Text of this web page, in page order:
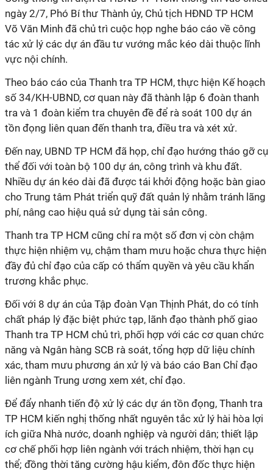
ngày 2/7, Phó Bí thư Thành ủy, Chủ tịch HĐND TP HCM
Võ Văn Minh đã chủ trì cuộc họp nghe báo cáo về công
tác xử lý các dự án đầu tư vướng mắc kéo dài thuộc lĩnh
vực nội chính.
Theo báo cáo của Thanh tra TP HCM, thực hiện Kế hoạch
số 34/KH-UBND, cơ quan này đã thành lập 6 đoàn thanh
tra và 1 đoàn kiểm tra chuyên đề để rà soát 100 dự án
tồn đọng liên quan đến thanh tra, điều tra và xét xử.
Đến nay, UBND TP HCM đã họp, chỉ đạo hướng tháo gỡ cụ
thể đối với toàn bộ 100 dự án, công trình và khu đất.
Nhiều dự án kéo dài đã được tái khởi động hoặc bàn giao
cho Trung tâm Phát triển quỹ đất quản lý nhằm tránh lãng
phí, nâng cao hiệu quả sử dụng tài sản công.
Thanh tra TP HCM cũng chỉ ra một số đơn vị còn chậm
thực hiện nhiệm vụ, chậm tham mưu hoặc chưa thực hiện
đầy đủ chỉ đạo của cấp có thẩm quyền và yêu cầu khẩn
trương khắc phục.
Đối với 8 dự án của Tập đoàn Vạn Thịnh Phát, do có tính
chất pháp lý đặc biệt phức tạp, lãnh đạo thành phố giao
Thanh tra TP HCM chủ trì, phối hợp với các cơ quan chức
năng và Ngân hàng SCB rà soát, tổng hợp dữ liệu chính
xác, tham mưu phương án xử lý và báo cáo Ban Chỉ đạo
liên ngành Trung ương xem xét, chỉ đạo.
Để đẩy nhanh tiến độ xử lý các dự án tồn đọng, Thanh tra
TP HCM kiến nghị thống nhất nguyên tắc xử lý hài hòa lợi
ích giữa Nhà nước, doanh nghiệp và người dân; thiết lập
cơ chế phối hợp liên ngành với trách nhiệm, thời hạn cụ
thể; đồng thời tăng cường hậu kiểm, đôn đốc thực hiện